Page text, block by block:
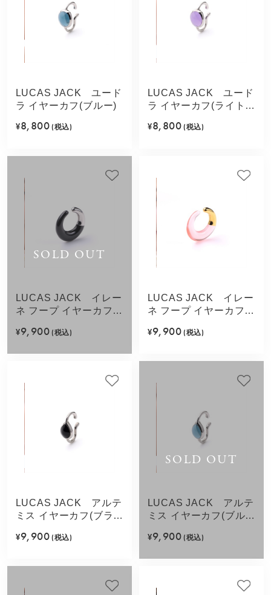
LUCAS JACK ユード
ラ イヤーカフ(ブルー)
¥8,800 (税込)
LUCAS JACK ユード
ラ イヤーカフ(ライトパ
¥8,800 (税込)
SOLD OUT
LUCAS JACK イレー
ネ フープ イヤーカフ
¥9,900 (税込)
LUCAS JACK イレー
ネ フープ イヤーカフ
¥9,900 (税込)
LUCAS JACK アルテ
ミス イヤーカフ(ブラッ
¥9,900 (税込)
SOLD OUT
LUCAS JACK アルテ
ミス イヤーカフ(ブル
¥9,900 (税込)